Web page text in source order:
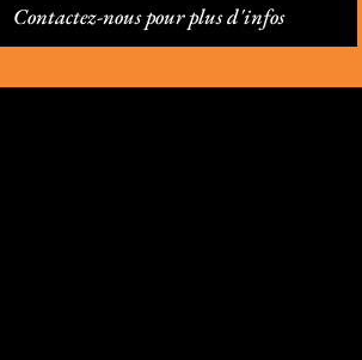
Contactez-nous pour plus d'infos